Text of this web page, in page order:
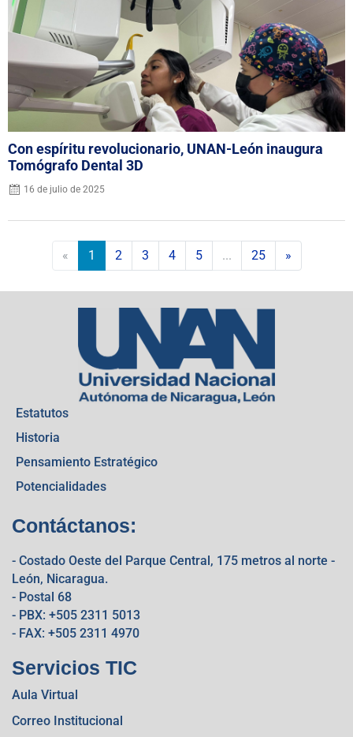
Con espíritu revolucionario, UNAN-León inaugura
Tomógrafo Dental 3D
16 de julio de 2025
« 1 2 3 4 5 ... 25 »
Estatutos
Historia
Pensamiento Estratégico
Potencialidades
Contáctanos:
- Costado Oeste del Parque Central, 175 metros al norte -
León, Nicaragua.
- Postal 68
- PBX: +505 2311 5013
- FAX: +505 2311 4970
Servicios TIC
Aula Virtual
Correo Institucional